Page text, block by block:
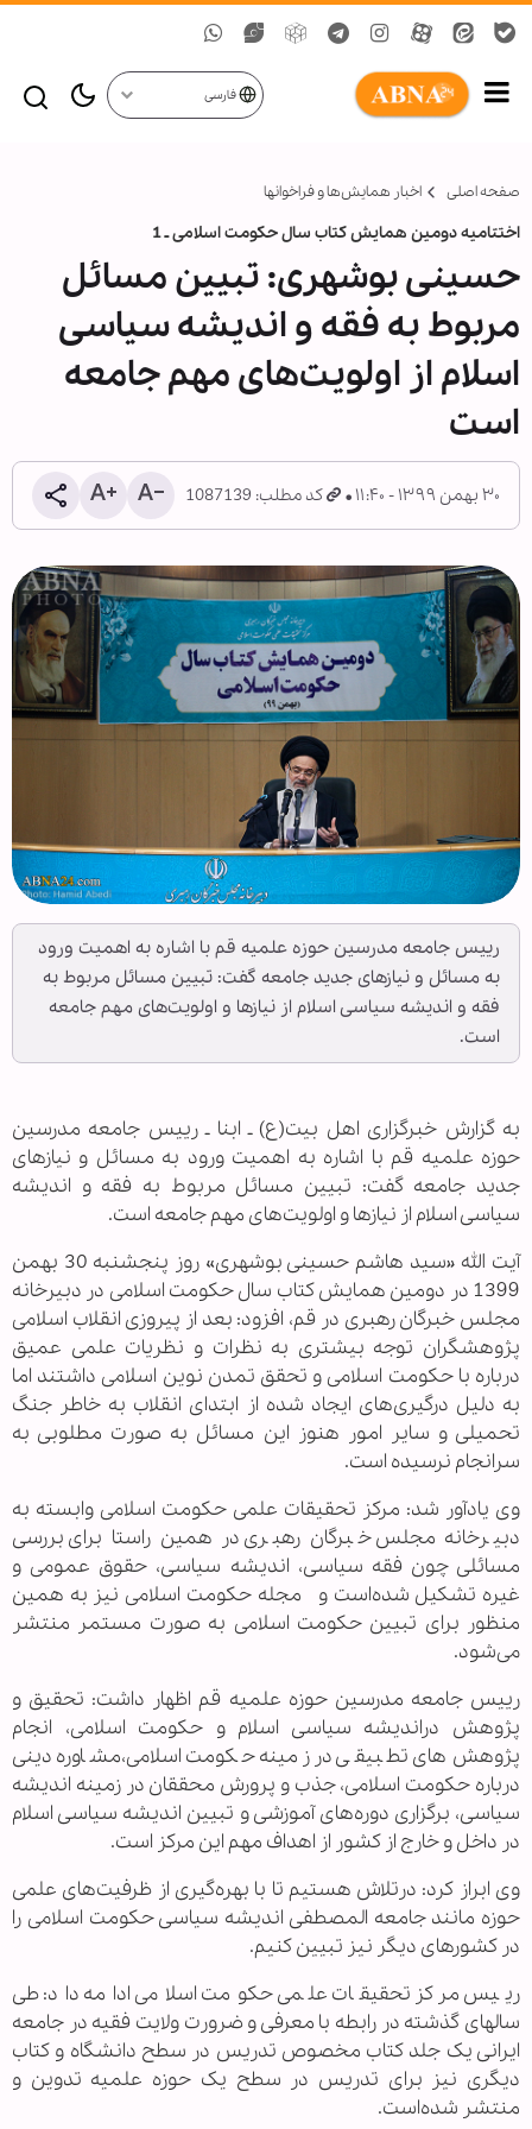
فارسی
صفحه اصلی اخبار همايش‌ها و فراخوان‏ها
اختتامیه دومین همایش کتاب سال حکومت اسلامی ـ 1
حسینی بوشهری: تبیین مسائل
مربوط به فقه و اندیشه سیاسی
اسلام از اولویت‌های مهم جامعه
است
۳۰ بهمن ۱۳۹۹ - ۱۱:۴۰ کد مطلب: 1087139
رییس جامعه مدرسین حوزه علمیه قم با اشاره به اهمیت ورود
به مسائل و نیازهای جدید جامعه گفت: تبیین مسائل مربوط به
فقه و اندیشه سیاسی اسلام از نیازها و اولویت‌های مهم جامعه
است.
به گزارش خبرگزاری اهل بیت(ع) ـ ابنا ـ رییس جامعه مدرسین
حوزه علمیه قم با اشاره به اهمیت ورود به مسائل و نیازهای
جدید جامعه گفت: تبیین مسائل مربوط به فقه و اندیشه
سیاسی اسلام از نیازها و اولویت‌های مهم جامعه است.
آیت الله «سید هاشم حسینی بوشهری» روز پنجشنبه 30 بهمن
1399 در دومین همایش کتاب سال حکومت اسلامی در دبیرخانه
مجلس خبرگان رهبری در قم، افزود: بعد از پیروزی انقلاب اسلامی
پژوهشگران توجه بیشتری به نظرات و نظریات علمی عمیق
درباره با حکومت اسلامی و تحقق تمدن نوین اسلامی داشتند اما
به دلیل درگیری‌های ایجاد شده از ابتدای انقلاب به خاطر جنگ
تحمیلی و سایر امور هنوز این مسائل به صورت مطلوبی به
سرانجام نرسیده‌ است.
وی یادآور شد: مرکز تحقیقات علمی حکومت اسلامی وابسته به
دبیرخانه مجلس خبرگان رهبری در همین راستا برای بررسی
مسائلی چون فقه سیاسی، اندیشه سیاسی، حقوق عمومی و
غیره تشکیل شده‌است و مجله حکومت اسلامی نیز به همین
منظور برای تبیین حکومت اسلامی به صورت مستمر منتشر
می‌شود.
رییس جامعه مدرسین حوزه علمیه قم اظهار داشت: تحقیق و
پژوهش دراندیشه سیاسی اسلام و حکومت اسلامی، انجام
پژوهش‌های تطبیقی در زمینه حکومت اسلامی،مشاوره دینی
درباره حکومت اسلامی، جذب و پرورش محققان در زمینه اندیشه
سیاسی، برگزاری دوره‌های آموزشی و تبیین اندیشه سیاسی اسلام
در داخل و خارج از کشور از اهداف مهم این مرکز است.
وی ابراز کرد: درتلاش هستیم تا با بهره‌گیری از ظرفیت‌های علمی
حوزه مانند جامعه المصطفی اندیشه سیاسی حکومت اسلامی را
در کشورهای دیگر نیز تبیین کنیم.
رییس مرکز تحقیقات علمی حکومت اسلامی ادامه داد: طی
سالهای گذشته در رابطه با معرفی و ضرورت ولایت فقیه در جامعه
ایرانی یک جلد کتاب مخصوص تدریس در سطح دانشگاه و کتاب
دیگری نیز برای تدریس در سطح یک حوزه علمیه تدوین و
منتشر شده‌است.